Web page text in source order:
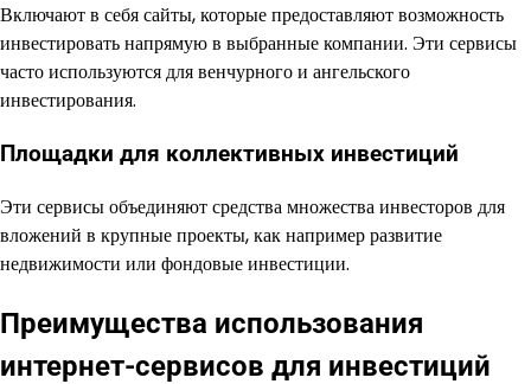
Включают в себя сайты, которые предоставляют возможность
инвестировать напрямую в выбранные компании. Эти сервисы
часто используются для венчурного и ангельского
инвестирования.
Площадки для коллективных инвестиций
Эти сервисы объединяют средства множества инвесторов для
вложений в крупные проекты, как например развитие
недвижимости или фондовые инвестиции.
Преимущества использования
интернет-сервисов для инвестиций